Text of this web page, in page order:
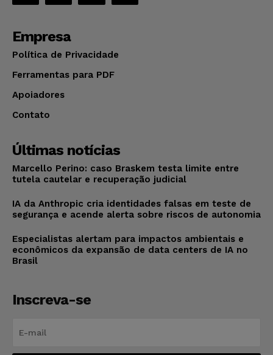
Empresa
Política de Privacidade
Ferramentas para PDF
Apoiadores
Contato
Últimas notícias
Marcello Perino: caso Braskem testa limite entre
tutela cautelar e recuperação judicial
IA da Anthropic cria identidades falsas em teste de
segurança e acende alerta sobre riscos de autonomia
Especialistas alertam para impactos ambientais e
econômicos da expansão de data centers de IA no
Brasil
Inscreva-se